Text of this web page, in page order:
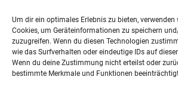
Um dir ein optimales Erlebnis zu bieten, verwenden
Cookies, um Geräteinformationen zu speichern
zuzugreifen. Wenn du diesen Technologien
wie das Surfverhalten oder eindeutige IDs auf
Wenn du deine Zustimmung nicht erteilst oder
bestimmte Merkmale und Funktionen
05/08/2026
Auslieferung :-)